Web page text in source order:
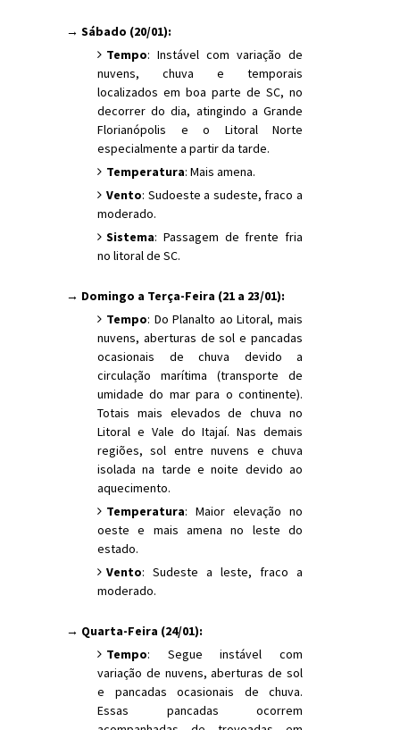
→ Sábado (20/01):
Tempo: Instável com variação de
nuvens, chuva e temporais
localizados em boa parte de SC, no
decorrer do dia, atingindo a Grande
Florianópolis e o Litoral Norte
especialmente a partir da tarde.
Temperatura: Mais amena.
Vento: Sudoeste a sudeste, fraco a
moderado.
Sistema: Passagem de frente fria
no litoral de SC.
→ Domingo a Terça-Feira (21 a 23/01):
Tempo: Do Planalto ao Litoral, mais
nuvens, aberturas de sol e pancadas
ocasionais de chuva devido a
circulação marítima (transporte de
umidade do mar para o continente).
Totais mais elevados de chuva no
Litoral e Vale do Itajaí. Nas demais
regiões, sol entre nuvens e chuva
isolada na tarde e noite devido ao
aquecimento.
Temperatura: Maior elevação no
oeste e mais amena no leste do
estado.
Vento: Sudeste a leste, fraco a
moderado.
→ Quarta-Feira (24/01):
Tempo: Segue instável com
variação de nuvens, aberturas de sol
e pancadas ocasionais de chuva.
Essas pancadas ocorrem